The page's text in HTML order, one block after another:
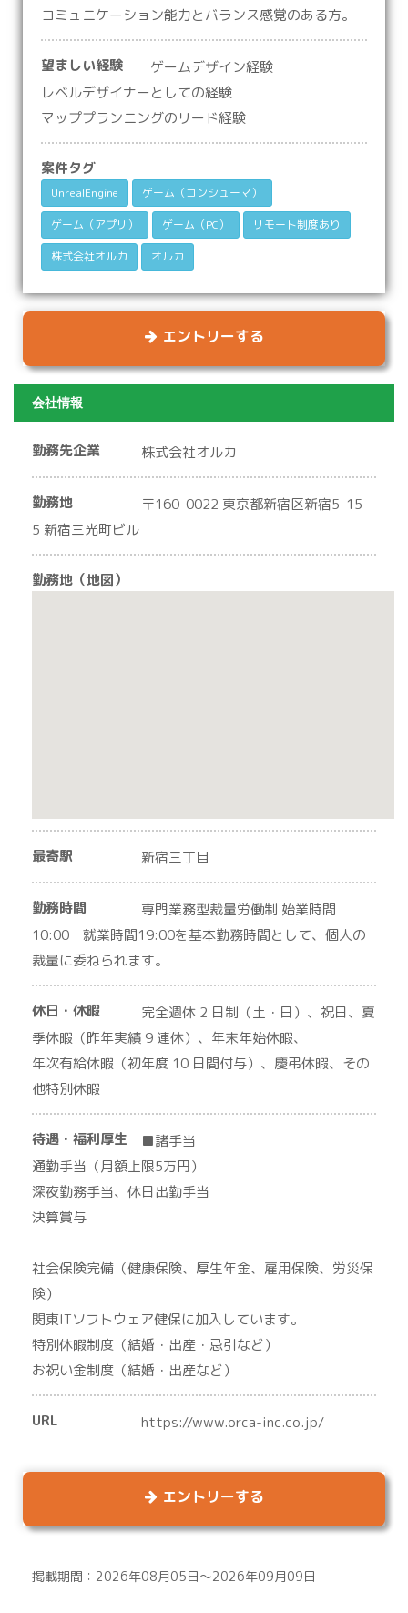
コミュニケーション能力とバランス感覚のある方。
望ましい経験
ゲームデザイン経験
レベルデザイナーとしての経験
マッププランニングのリード経験
案件タグ
UnrealEngine ゲーム（コンシューマ）
ゲーム（アプリ） ゲーム（PC） リモート制度あり
株式会社オルカ オルカ
エントリーする
会社情報
勤務先企業 株式会社オルカ
勤務地
〒160-0022 東京都新宿区新宿5-15-
5 新宿三光町ビル
勤務地（地図）
最寄駅 新宿三丁目
勤務時間
専門業務型裁量労働制 始業時間
10:00 就業時間19:00を基本勤務時間として、個人の
裁量に委ねられます。
休日・休暇
完全週休 2 日制（土・日）、祝日、夏
季休暇（昨年実績 9 連休）、年末年始休暇、
年次有給休暇（初年度 10 日間付与）、慶弔休暇、その
他特別休暇
待遇・福利厚生
■諸手当
通勤手当（月額上限5万円）
深夜勤務手当、休日出勤手当
決算賞与
社会保険完備（健康保険、厚生年金、雇用保険、労災保
険）
関東ITソフトウェア健保に加入しています。
特別休暇制度（結婚・出産・忌引など）
お祝い金制度（結婚・出産など）
URL https://www.orca-inc.co.jp/
エントリーする
掲載期間：2026年08月05日～2026年09月09日